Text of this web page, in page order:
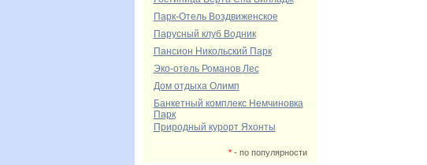
Парк-Отель Воздвиженское
Парусный клуб Водник
Пансион Никольский Парк
Эко-отель Романов Лес
Дом отдыха Олимп
Банкетный комплекс Немчиновка
Парк
Природный курорт Яхонты
*- по популярности